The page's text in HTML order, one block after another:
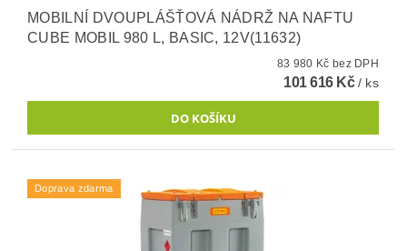
MOBILNÍ DVOUPLÁŠŤOVÁ NÁDRŽ NA NAFTU
CUBE MOBIL 980 L, BASIC, 12V(11632)
83 980 Kč bez DPH
101 616 Kč/ ks
Doprava zdarma